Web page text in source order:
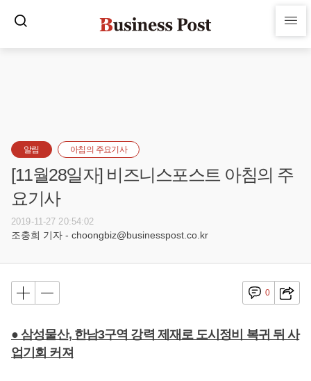
알림 아침의 주요기사
[11월28일자] 비즈니스포스트 아침의 주
요기사
2019-11-27 20:54:02
조충희 기자 - choongbiz@businesspost.co.kr
0
● 삼성물산, 한남3구역 강력 제재로 도시정비 복귀 뒤 사
업기회 커져